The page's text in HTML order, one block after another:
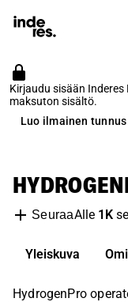
Kirjaudu sisään Inderes
maksuton sisältö.
Luo ilmainen tunnus
SeuraaAlle 1K
Yleiskuva
HydrogenPro